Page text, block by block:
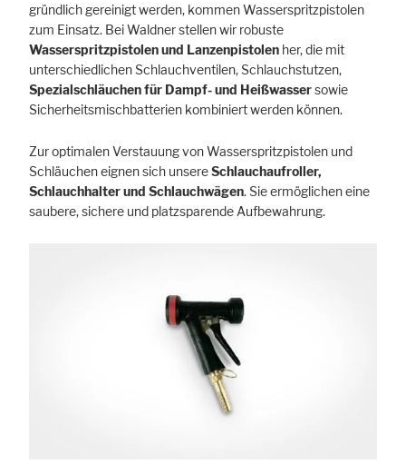
gründlich gereinigt werden, kommen Wasserspritzpistolen
zum Einsatz. Bei Waldner stellen wir robuste
Wasserspritzpistolen und Lanzenpistolen her, die mit
unterschiedlichen Schlauchventilen, Schlauchstutzen,
Spezialschläuchen für Dampf- und Heißwassersowie
Sicherheitsmischbatterien kombiniert werden können.
Zur optimalen Verstauung von Wasserspritzpistolen und
Schläuchen eignen sich unsereSchlauchaufroller,
Schlauchhalter und Schlauchwägen. Sie ermöglichen eine
saubere, sichere und platzsparende Aufbewahrung.